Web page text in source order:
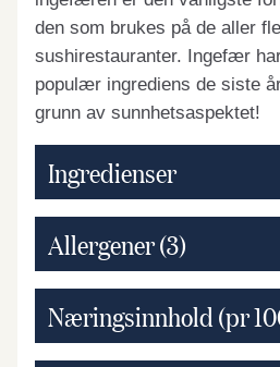
den som brukes på de aller
sushirestauranter. Ingefær
populær ingrediens de siste
grunn av sunnhetsaspektet!
Ingredienser
Allergener(3)
Næringsinnhold (pr